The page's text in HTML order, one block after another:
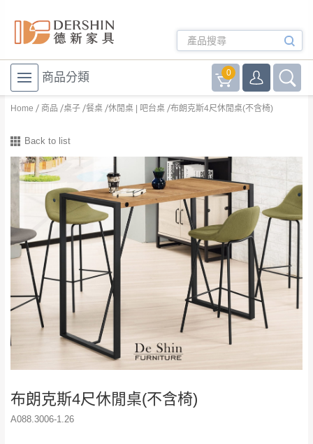
商品分類 0
Home 商品 桌子 餐桌 休閒桌 | 吧台桌 布朗克斯4尺休閒桌(不含椅)
Back to list
布朗克斯4尺休閒桌(不含椅)
A088.3006-1.26